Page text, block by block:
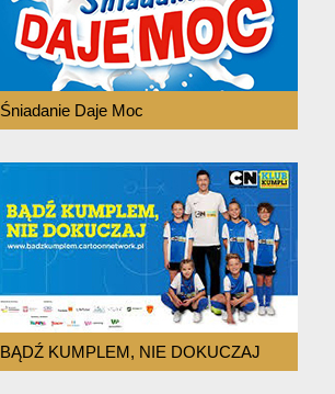
Śniadanie Daje Moc
BĄDŹ KUMPLEM, NIE DOKUCZAJ